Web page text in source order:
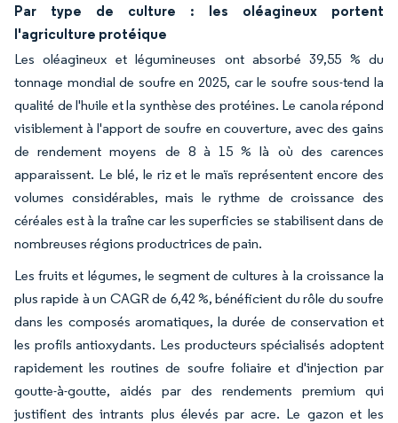
Par type de culture : les oléagineux portent
l'agriculture protéique
Les oléagineux et légumineuses ont absorbé 39,55 % du
tonnage mondial de soufre en 2025, car le soufre sous-tend la
qualité de l'huile et la synthèse des protéines. Le canola répond
visiblement à l'apport de soufre en couverture, avec des gains
de rendement moyens de 8 à 15 % là où des carences
apparaissent. Le blé, le riz et le maïs représentent encore des
volumes considérables, mais le rythme de croissance des
céréales est à la traîne car les superficies se stabilisent dans de
nombreuses régions productrices de pain.
Les fruits et légumes, le segment de cultures à la croissance la
plus rapide à un CAGR de 6,42 %, bénéficient du rôle du soufre
dans les composés aromatiques, la durée de conservation et
les profils antioxydants. Les producteurs spécialisés adoptent
rapidement les routines de soufre foliaire et d'injection par
goutte-à-goutte, aidés par des rendements premium qui
justifient des intrants plus élevés par acre. Le gazon et les